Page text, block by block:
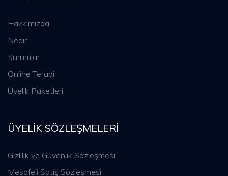
Hakkımızda
Nedir
Kurumlar
Online Terapi
Üyelik Paketleri
ÜYELIK SÖZLEŞMELERI
Gizlilik ve Güvenlik Sözleşmesi
Mesafeli Satış Sözleşmesi